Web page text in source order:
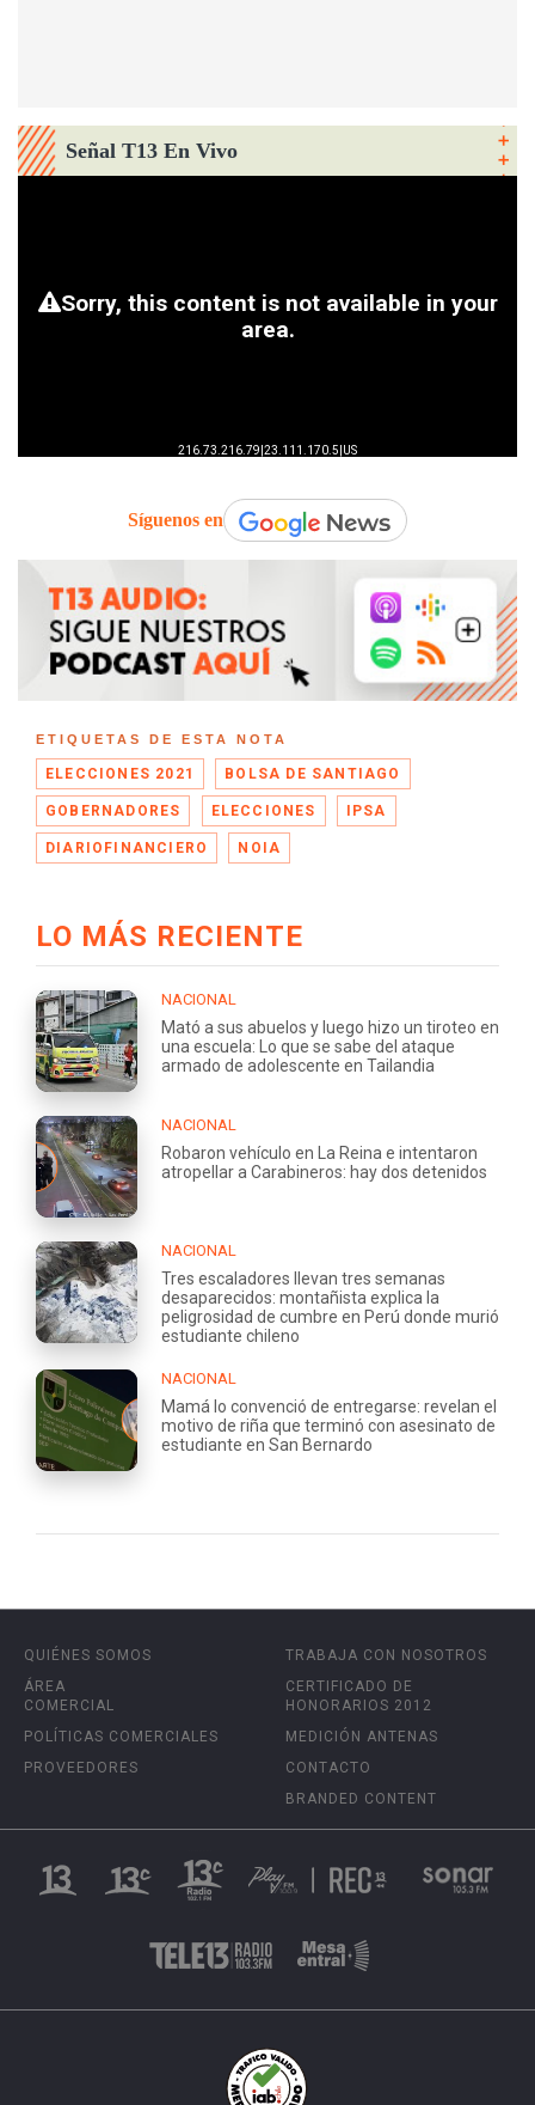
Señal T13 En Vivo
Síguenos en
ETIQUETAS DE ESTA NOTA
ELECCIONES 2021 BOLSA DE SANTIAGO
GOBERNADORES ELECCIONES IPSA
DIARIOFINANCIERO NOIA
LO MÁS RECIENTE
NACIONAL
Mató a sus abuelos y luego hizo un tiroteo en
una escuela: Lo que se sabe del ataque
armado de adolescente en Tailandia
NACIONAL
Robaron vehículo en La Reina e intentaron
atropellar a Carabineros: hay dos detenidos
NACIONAL
Tres escaladores llevan tres semanas
desaparecidos: montañista explica la
peligrosidad de cumbre en Perú donde murió
estudiante chileno
NACIONAL
Mamá lo convenció de entregarse: revelan el
motivo de riña que terminó con asesinato de
estudiante en San Bernardo
QUIÉNES SOMOS
ÁREA
COMERCIAL
POLÍTICAS COMERCIALES
PROVEEDORES
TRABAJA CON NOSOTROS
CERTIFICADO DE
HONORARIOS 2012
MEDICIÓN ANTENAS
CONTACTO
BRANDED CONTENT